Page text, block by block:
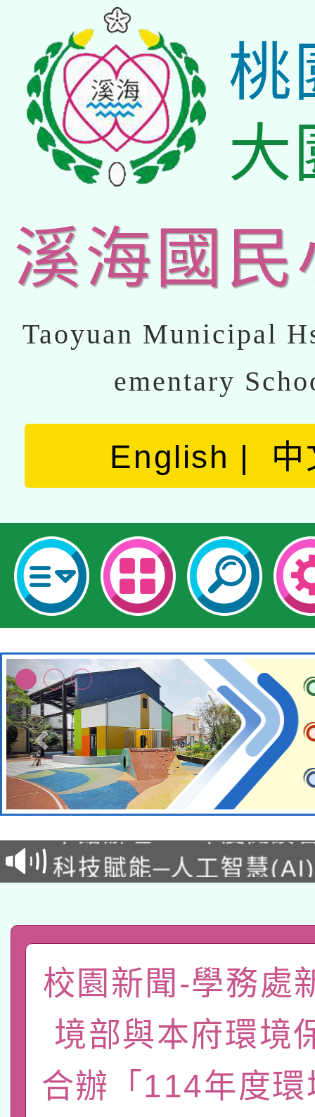
桃
大
溪海國民
Taoyuan Municipal
ementary
English 中
適應運動共學行動站研
本館辦理115年度閱讀
暨閱讀推動專業研習
科技賦能─人工智慧
「數位內容與教學軟體
pilot」
有關大陸委員會函釋公
薪期間赴陸應申請許可
轉知經濟部水利署委託
業技術研究院辦理「
用水績優單位及節水達
115年8月22日(星期六
桃園市孔廟祈福系列
2026年桃園地景藝術
「2026桃園藝術巡演
校園新聞-學務處
境部與本府環境
合辦「114年度